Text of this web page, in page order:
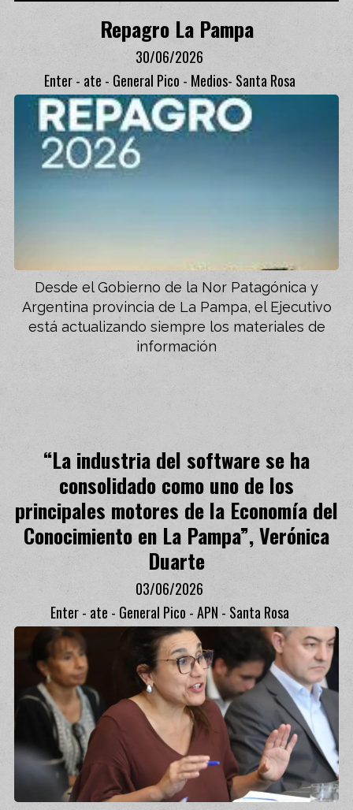
Repagro La Pampa
Enter - ate - General Pico - Medios- Santa Rosa
30/06/2026
Desde el Gobierno de la Nor Patagónica y
Argentina provincia de La Pampa, el Ejecutivo
está actualizando siempre los materiales de
información
“La industria del software se ha
consolidado como uno de los
principales motores de la Economía del
Conocimiento en La Pampa”, Verónica
Duarte
Enter - ate - General Pico - APN - Santa Rosa
03/06/2026